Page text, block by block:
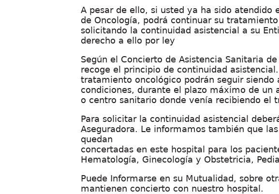
A pesar de ello, si usted ya ha sido atendido
de Oncología, podrá continuar su
solicitando la continuidad asistencial a su
derecho a ello por ley
Según el Concierto de Asistencia Sanitaria
recoge el principio de continuidad
tratamiento oncológico podrán seguir siendo
condiciones, durante el plazo máximo de un
o centro sanitario donde venía recibiendo el
Para solicitar la continuidad asistencial
Aseguradora. Le informamos también que
quedan
concertadas en este hospital para los
Hematología, Ginecología y Obstetricia,
Puede Informarse en su Mutualidad, sobre
mantienen concierto con nuestro hospital.